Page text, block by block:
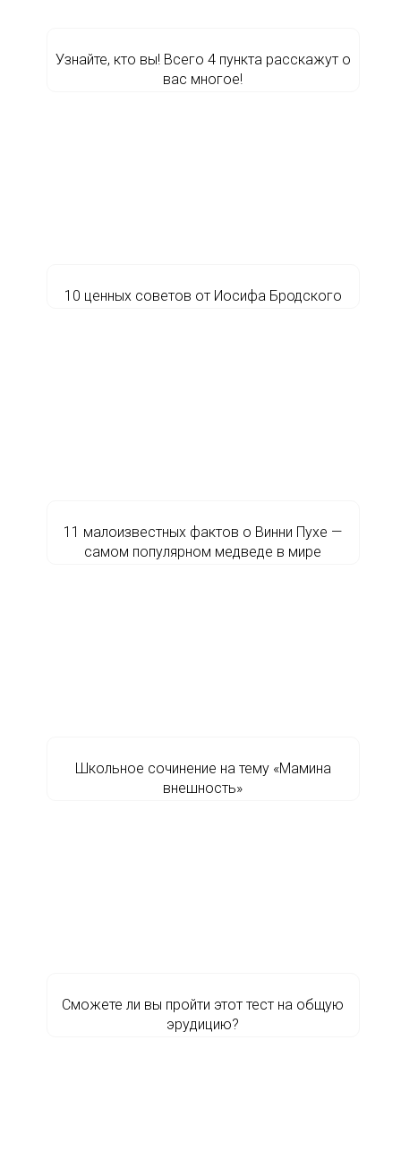
Узнайте, кто вы! Всего 4 пункта расскажут о
вас многое!
10 ценных советов от Иосифа Бродского
11 малоизвестных фактов о Винни Пухе —
самом популярном медведе в мире
Школьное сочинение на тему «Мамина
внешность»
Сможете ли вы пройти этот тест на общую
эрудицию?